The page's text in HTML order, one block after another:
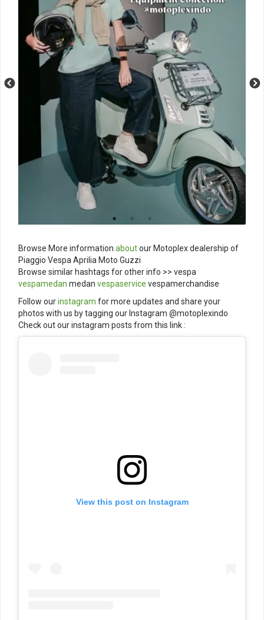
Browse More information aboutour Motoplex dealership of
Piaggio Vespa Aprilia Moto Guzzi
Browse similar hashtags for other info >> vespa
vespamedan medan vespaservice vespamerchandise
Follow ourinstagram for more updates and share your
photos with us by tagging our Instagram @motoplexindo
Check out our instagram posts from this link :
View this post on Instagram